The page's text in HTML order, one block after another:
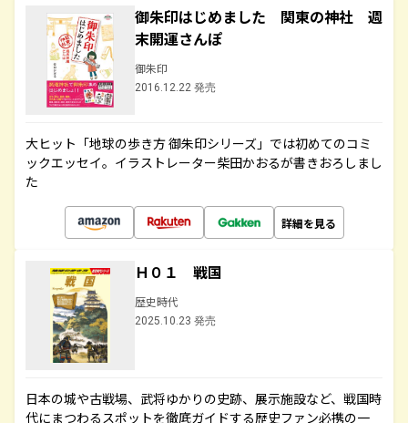
御朱印はじめました 関東の神社 週
末開運さんぽ
御朱印
2016.12.22 発売
大ヒット「地球の歩き方 御朱印シリーズ」では初めてのコミ
ックエッセイ。イラストレーター柴田かおるが書きおろしまし
た
詳細を見る
Ｈ０１ 戦国
歴史時代
2025.10.23 発売
日本の城や古戦場、武将ゆかりの史跡、展示施設など、戦国時
代にまつわるスポットを徹底ガイドする歴史ファン必携の一